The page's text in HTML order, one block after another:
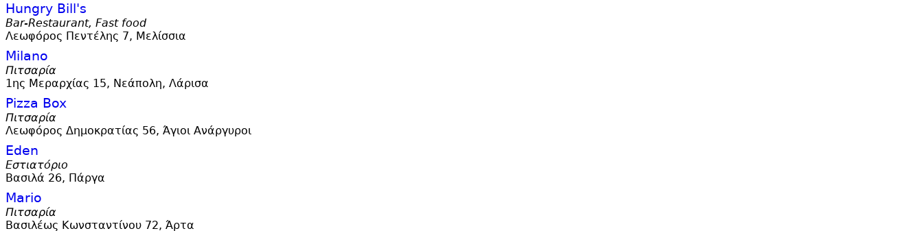
Hungry Bill's
Bar-Restaurant, Fast food
Λεωφόρος Πεντέλης 7, Μελίσσια
Milano
Πιτσαρία
1ης Μεραρχίας 15, Νεάπολη, Λάρισα
Pizza Box
Πιτσαρία
Λεωφόρος Δημοκρατίας 56, Άγιοι Ανάργυροι
Eden
Εστιατόριο
Βασιλά 26, Πάργα
Mario
Πιτσαρία
Βασιλέως Κωνσταντίνου 72, Άρτα